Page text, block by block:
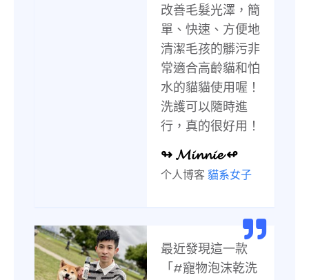
改善毛髮光澤，簡
單、快速、方便地
清潔毛孩的髒污非
常適合高齡貓和怕
水的貓貓使用喔！
洗護可以隨時進
行，真的很好用！
↬ 𝓜𝓲𝓷𝓷𝓲𝓮 ↫
个人博客 貓系女子
最近發現這一款
「#寵物泡沫乾洗